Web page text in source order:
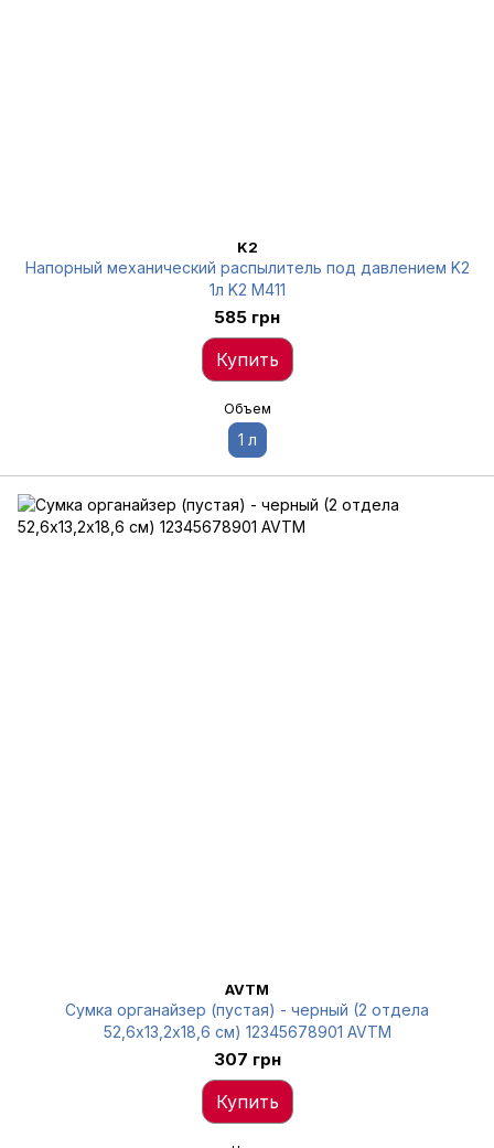
K2
Напорный механический распылитель под давлением K2
1л K2 M411
585 грн
Купить
Объем
1 л
AVTM
Сумка органайзер (пустая) - черный (2 отдела
52,6х13,2х18,6 см) 12345678901 AVTM
307 грн
Купить